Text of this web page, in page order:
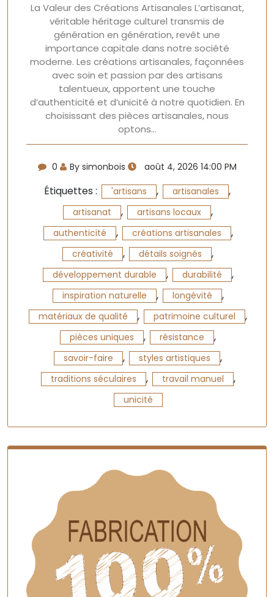
La Valeur des Créations Artisanales L’artisanat,
véritable héritage culturel transmis de
génération en génération, revêt une
importance capitale dans notre société
moderne. Les créations artisanales, façonnées
avec soin et passion par des artisans
talentueux, apportent une touche
d’authenticité et d’unicité à notre quotidien. En
choisissant des pièces artisanales, nous
optons…
0 By simonbois août 4, 2026 14:00 PM
Étiquettes : 'artisans , artisanales ,
artisanat , artisans locaux ,
authenticité , créations artisanales ,
créativité , détails soignés ,
développement durable , durabilité ,
inspiration naturelle , longévité ,
matériaux de qualité , patrimoine culturel ,
pièces uniques , résistance ,
savoir-faire , styles artistiques ,
traditions séculaires , travail manuel ,
unicité